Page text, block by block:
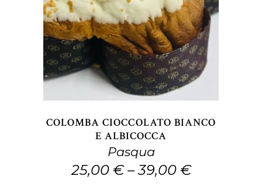
SCEGLI
Questo
prodotto
ha
più
varianti.
Le
opzioni
possono
essere
scelte
COLOMBA CIOCCOLATO BIANCO
E ALBICOCCA
Pasqua
25,00 €–39,00 €